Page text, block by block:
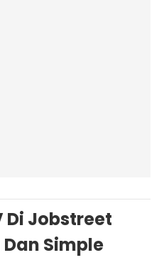
Di Jobstreet
Simple